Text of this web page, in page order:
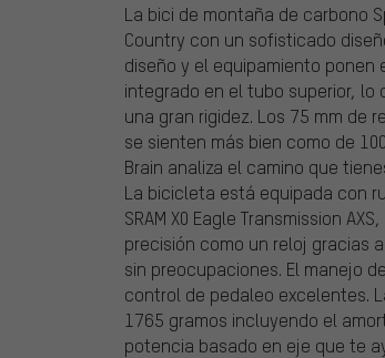
La bici de montaña de carbono
Country con un sofisticado
diseño y el equipamiento
integrado en el tubo superior,
una gran rigidez. Los 75 mm de
se sienten más bien como de
Brain analiza el camino que
La bicicleta está equipada con
SRAM X0 Eagle Transmission
precisión como un reloj gracias
sin preocupaciones. El manejo
control de pedaleo excelentes.
1765 gramos incluyendo el
potencia basado en eje que te